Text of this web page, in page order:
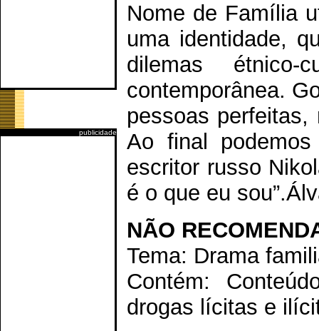
publicidade
Nome de Família
uma identidade,
dilemas étnico-
contemporânea.
pessoas
Ao final
escritor russo
é o que eu
NÃO
Tema: Drama
Contém:
drogas lícitas e